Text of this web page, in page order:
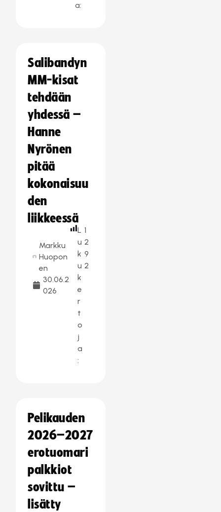
a:
Salibandyn
MM-kisat
tehdään
yhdessä –
Hanne
Nyrönen
pitää
kokonaisuu
den
liikkeessä
Markku
Huopon
en
30.06.2
026
L
u
k
u
k
e
r
t
o
j
a
:
1
2
9
2
Pelikauden
2026–2027
erotuomari
palkkiot
sovittu –
lisätty